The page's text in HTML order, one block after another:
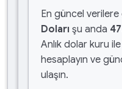
En güncel
Doları şu anda
Anlık dolar kuru
hesaplayın ve
ulaşın.